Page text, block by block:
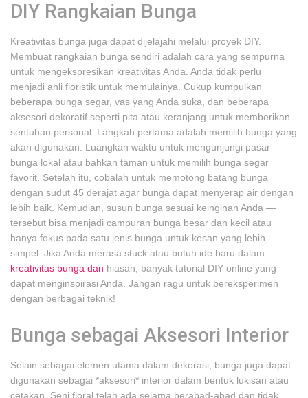
DIY Rangkaian Bunga
Kreativitas bunga juga dapat dijelajahi melalui proyek DIY.
Membuat rangkaian bunga sendiri adalah cara yang sempurna
untuk mengekspresikan kreativitas Anda. Anda tidak perlu
menjadi ahli floristik untuk memulainya. Cukup kumpulkan
beberapa bunga segar, vas yang Anda suka, dan beberapa
aksesori dekoratif seperti pita atau keranjang untuk memberikan
sentuhan personal. Langkah pertama adalah memilih bunga yang
akan digunakan. Luangkan waktu untuk mengunjungi pasar
bunga lokal atau bahkan taman untuk memilih bunga segar
favorit. Setelah itu, cobalah untuk memotong batang bunga
dengan sudut 45 derajat agar bunga dapat menyerap air dengan
lebih baik. Kemudian, susun bunga sesuai keinginan Anda —
tersebut bisa menjadi campuran bunga besar dan kecil atau
hanya fokus pada satu jenis bunga untuk kesan yang lebih
simpel. Jika Anda merasa stuck atau butuh ide baru dalam
kreativitas bunga dan hiasan, banyak tutorial DIY online yang
dapat menginspirasi Anda. Jangan ragu untuk bereksperimen
dengan berbagai teknik!
Bunga sebagai Aksesori Interior
Selain sebagai elemen utama dalam dekorasi, bunga juga dapat
digunakan sebagai *aksesori* interior dalam bentuk lukisan atau
cetakan. Seni floral telah ada selama berabad-abad dan tidak